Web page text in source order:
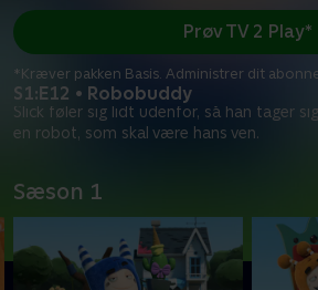
S1:E12 • Robobuddy
Slick føler sig lidt udenfor, så han tager
en robot, som skal være hans ven.
Prøv TV 2 Play*
*Kræver pakken Basis. Administrer dit
Sæson 1